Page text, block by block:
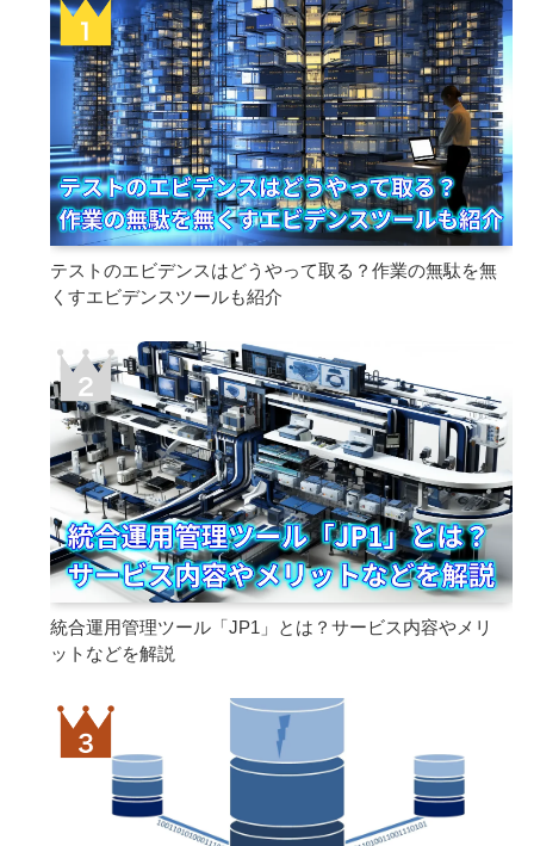
テストのエビデンスはどうやって取る？作業の無駄を無
くすエビデンスツールも紹介
統合運用管理ツール「JP1」とは？サービス内容やメリ
ットなどを解説